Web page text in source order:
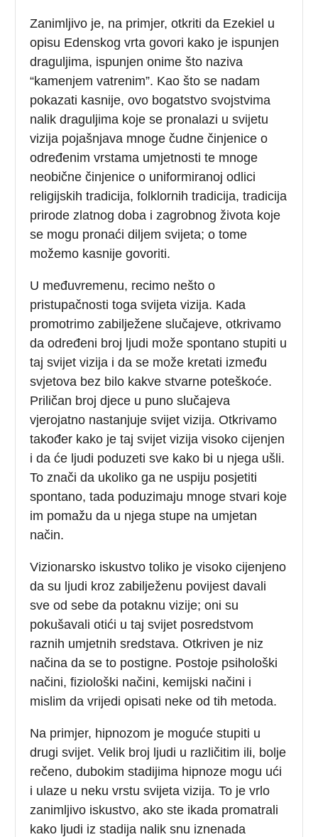
Zanimljivo je, na primjer, otkriti da Ezekiel u
opisu Edenskog vrta govori kako je ispunjen
draguljima, ispunjen onime što naziva
“kamenjem vatrenim”. Kao što se nadam
pokazati kasnije, ovo bogatstvo svojstvima
nalik draguljima koje se pronalazi u svijetu
vizija pojašnjava mnoge čudne činjenice o
određenim vrstama umjetnosti te mnoge
neobične činjenice o uniformiranoj odlici
religijskih tradicija, folklornih tradicija, tradicija
prirode zlatnog doba i zagrobnog života koje
se mogu pronaći diljem svijeta; o tome
možemo kasnije govoriti.
U međuvremenu, recimo nešto o
pristupačnosti toga svijeta vizija. Kada
promotrimo zabilježene slučajeve, otkrivamo
da određeni broj ljudi može spontano stupiti u
taj svijet vizija i da se može kretati između
svjetova bez bilo kakve stvarne poteškoće.
Priličan broj djece u puno slučajeva
vjerojatno nastanjuje svijet vizija. Otkrivamo
također kako je taj svijet vizija visoko cijenjen
i da će ljudi poduzeti sve kako bi u njega ušli.
To znači da ukoliko ga ne uspiju posjetiti
spontano, tada poduzimaju mnoge stvari koje
im pomažu da u njega stupe na umjetan
način.
Vizionarsko iskustvo toliko je visoko cijenjeno
da su ljudi kroz zabilježenu povijest davali
sve od sebe da potaknu vizije; oni su
pokušavali otići u taj svijet posredstvom
raznih umjetnih sredstava. Otkriven je niz
načina da se to postigne. Postoje psihološki
načini, fiziološki načini, kemijski načini i
mislim da vrijedi opisati neke od tih metoda.
Na primjer, hipnozom je moguće stupiti u
drugi svijet. Velik broj ljudi u različitim ili, bolje
rečeno, dubokim stadijima hipnoze mogu ući
i ulaze u neku vrstu svijeta vizija. To je vrlo
zanimljivo iskustvo, ako ste ikada promatrali
kako ljudi iz stadija nalik snu iznenada